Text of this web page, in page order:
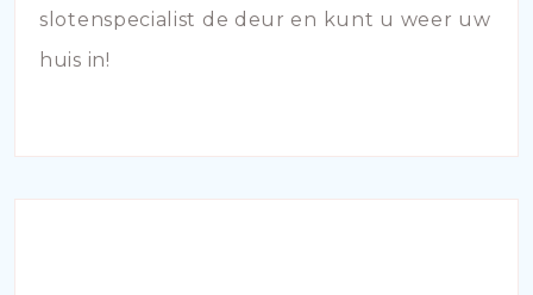
slotenspecialist de deur en kunt u weer uw
huis in!